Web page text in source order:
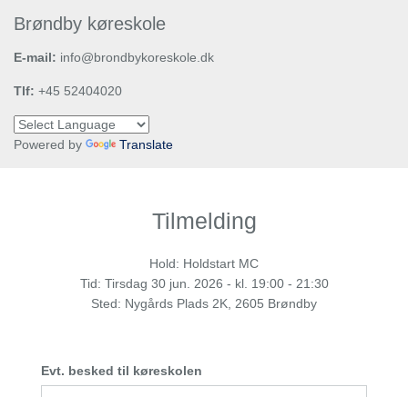
Brøndby køreskole
E-mail: info@brondbykoreskole.dk
Tlf: +45 52404020
Powered by Translate
Tilmelding
Hold: Holdstart MC
Tid: Tirsdag 30 jun. 2026 - kl. 19:00 - 21:30
Sted: Nygårds Plads 2K, 2605 Brøndby
Evt. besked til køreskolen